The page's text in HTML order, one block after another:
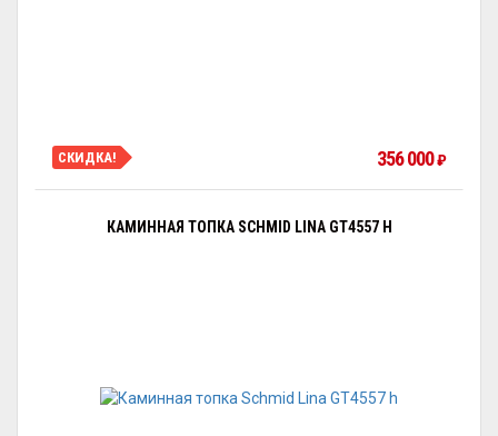
СКИДКА! 356 000₽
КАМИННАЯ ТОПКА SCHMID LINA GT4557 H